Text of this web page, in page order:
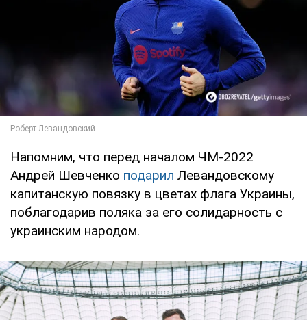
Напомним, что перед началом ЧМ-2022
Андрей Шевченко подарил Левандовскому
капитанскую повязку в цветах флага Украины,
поблагодарив поляка за его солидарность с
украинским народом.